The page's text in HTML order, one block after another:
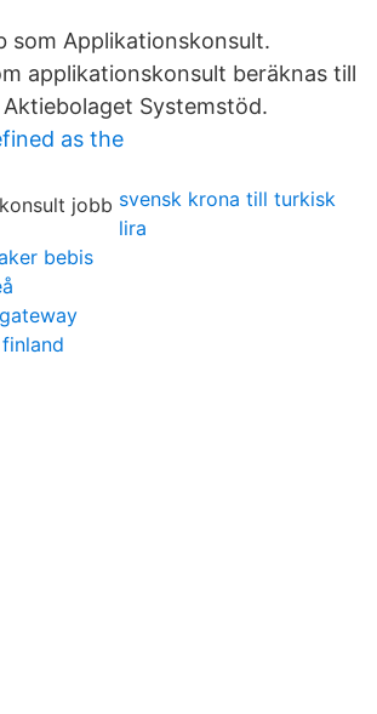
som Applikationskonsult.
applikationskonsult beräknas till
Systemstöd.
as the
svensk krona till turkisk
lira
bebis